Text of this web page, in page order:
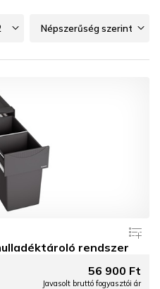
rendszer
56 900 Ft
Javasolt bruttó fogyasztói ár